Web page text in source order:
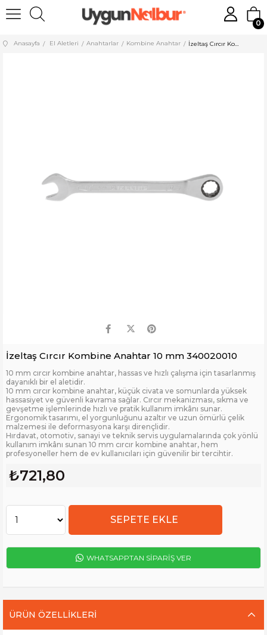
0
Anasayfa El Aletleri Anahtarlar Kombine Anahtar
İzeltaş Cırcır Kombine Anahtar 10 mm 340020010
10 mm cırcır kombine anahtar, hassas ve hızlı çalışma için tasarlanmış
dayanıklı bir el aletidir.
10 mm cırcır kombine anahtar, küçük civata ve somunlarda yüksek
hassasiyet ve güvenli kavrama sağlar. Cırcır mekanizması, sıkma ve
gevşetme işlemlerinde hızlı ve pratik kullanım imkânı sunar.
Ergonomik tasarımı, el yorgunluğunu azaltır ve uzun ömürlü çelik
malzemesi ile deformasyona karşı dirençlidir.
Hırdavat, otomotiv, sanayi ve teknik servis uygulamalarında çok yönlü
kullanım imkânı sunan 10 mm cırcır kombine anahtar, hem
profesyoneller hem de ev kullanıcıları için güvenilir bir tercihtir.
₺721,80
WHATSAPPTAN SİPARİŞ VER
ÜRÜN ÖZELLIKLERI